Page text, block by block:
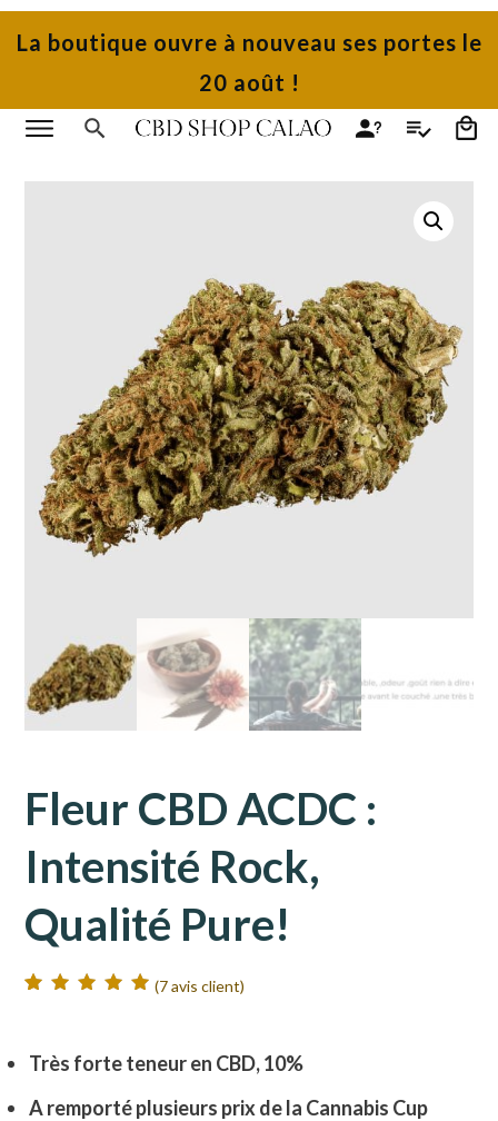
La boutique ouvre à nouveau ses portes le
20 août !
Fleur CBD ACDC :
Intensité Rock,
Qualité Pure!
(7avis client)
Très forte teneur en CBD, 10%
A remporté plusieurs prix de la Cannabis Cup